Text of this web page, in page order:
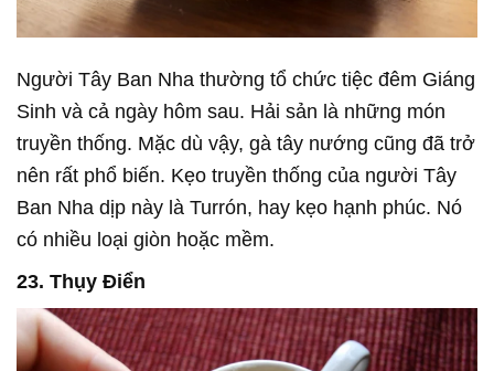
Người Tây Ban Nha thường tổ chức tiệc đêm Giáng
Sinh và cả ngày hôm sau. Hải sản là những món
truyền thống. Mặc dù vậy, gà tây nướng cũng đã trở
nên rất phổ biến. Kẹo truyền thống của người Tây
Ban Nha dịp này là Turrón, hay kẹo hạnh phúc. Nó
có nhiều loại giòn hoặc mềm.
23. Thụy Điển